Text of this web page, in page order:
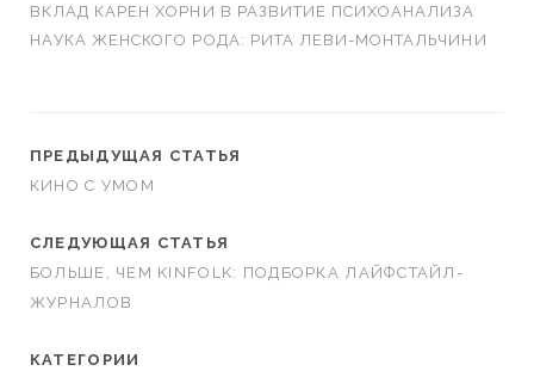
ВКЛАД КАРЕН ХОРНИ В РАЗВИТИЕ ПСИХОАНАЛИЗА
НАУКА ЖЕНСКОГО РОДА: РИТА ЛЕВИ-МОНТАЛЬЧИНИ
ПРЕДЫДУЩАЯ СТАТЬЯ
КИНО С УМОМ
СЛЕДУЮЩАЯ СТАТЬЯ
БОЛЬШЕ, ЧЕМ KINFOLK: ПОДБОРКА ЛАЙФСТАЙЛ-
ЖУРНАЛОВ
КАТЕГОРИИ